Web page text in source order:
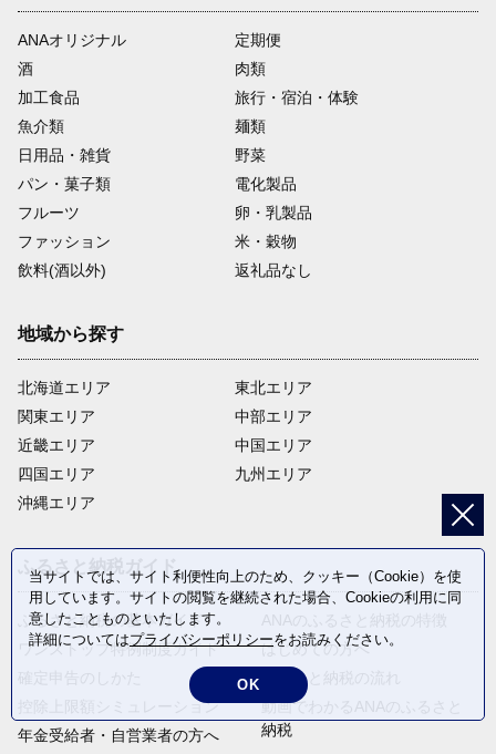
ANAオリジナル
定期便
酒
肉類
加工食品
旅行・宿泊・体験
魚介類
麺類
日用品・雑貨
野菜
パン・菓子類
電化製品
フルーツ
卵・乳製品
ファッション
米・穀物
飲料(酒以外)
返礼品なし
地域から探す
北海道エリア
関東エリア
近畿エリア
四国エリア
沖縄エリア
東北エリア
中部エリア
中国エリア
九州エリア
ふるさと納税ガイド
ふるさと納税の基本ガイド
ワンストップ特例制度ガイド
控除上限額シミュレーション
年金受給者・自営業者の方へ
はじめての方へ
ふるさと納税の流れ
動画でわかるANAのふるさと
納税
当サイトでは、サイト利便性向上のため、クッキー（Cookie）を使
用しています。サイトの閲覧を継続された場合、Cookieの利用に同
意したことものといたします。
詳細についてはプライバシーポリシーをお読みください。
OK